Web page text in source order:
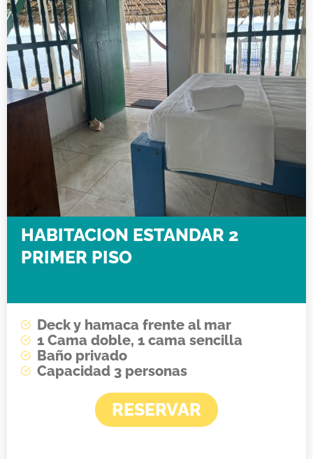
HABITACION ESTANDAR 2
PRIMER PISO
Deck y hamaca frente al mar
1 Cama doble, 1 cama sencilla
Baño privado
Capacidad 3 personas
RESERVAR